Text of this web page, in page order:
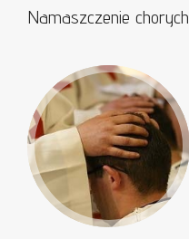
Namaszczenie chorych